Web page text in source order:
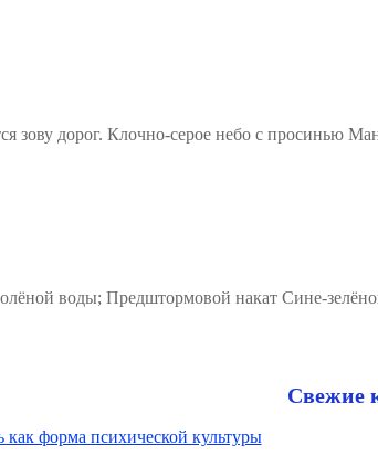
зову дорог. Клочно-серое небо с просинью
воды; Предштормовой накат Сине-
Свежие
как форма психической культуры